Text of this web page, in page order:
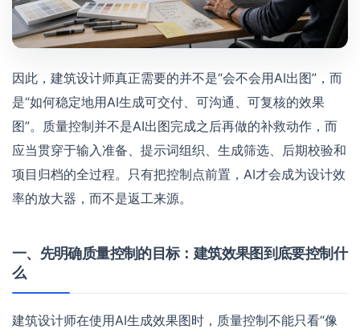
因此，建筑设计师真正需要的并不是“会不会用AI出图”，而
是“如何稳定地用AI生成可交付、可沟通、可复核的效果
图”。质量控制并不是AI出图完成之后再做的补救动作，而
应当贯穿于输入准备、提示词组织、生成筛选、后期校验和
项目归档的全过程。只有把控制点前置，AI才会成为设计效
率的放大器，而不是返工来源。
一、先明确质量控制的目标：建筑效果图到底要控制什
么
建筑设计师在使用AI生成效果图时，质量控制不能只看“像